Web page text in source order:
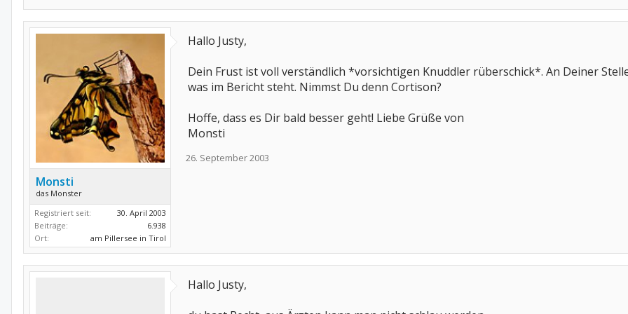
Monsti
das Monster
Registriert seit:
30. April 2003
Beiträge:
6.938
Ort:
am Pillersee in Tirol
Hallo Justy,
Dein Frust ist voll verständlich *vorsichtigen Knuddler rüberschick*. An Deiner
was im Bericht steht. Nimmst Du denn Cortison?
Hoffe, dass es Dir bald besser geht! Liebe Grüße von
Monsti
26. September 2003
Hallo Justy,